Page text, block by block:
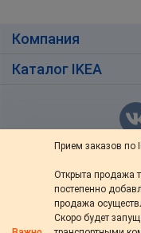
Прием заказов по
Открыта продажа
постепенно
продажа
Скоро будет
Компания
Каталог IKEA
г.
+7
пн